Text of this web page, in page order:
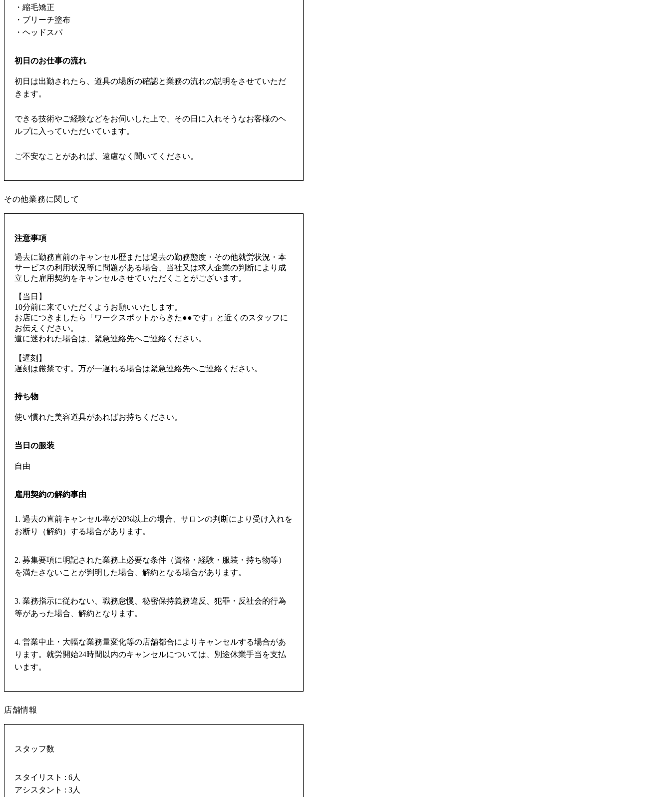
・縮毛矯正
・ブリーチ塗布
・ヘッドスパ
初日のお仕事の流れ
初日は出勤されたら、道具の場所の確認と業務の流れの説明をさせていただ
きます。
できる技術やご経験などをお伺いした上で、その日に入れそうなお客様のヘ
ルプに入っていただいています。
ご不安なことがあれば、遠慮なく聞いてください。
その他業務に関して
注意事項
過去に勤務直前のキャンセル歴または過去の勤務態度・その他就労状況・本
サービスの利用状況等に問題がある場合、当社又は求人企業の判断により成
立した雇用契約をキャンセルさせていただくことがございます。
【当日】
10分前に来ていただくようお願いいたします。
お店につきましたら「ワークスポットからきた●●です」と近くのスタッフに
お伝えください。
道に迷われた場合は、緊急連絡先へご連絡ください。
【遅刻】
遅刻は厳禁です。万が一遅れる場合は緊急連絡先へご連絡ください。
持ち物
使い慣れた美容道具があればお持ちください。
当日の服装
自由
雇用契約の解約事由
1. 過去の直前キャンセル率が20%以上の場合、サロンの判断により受け入れを
お断り（解約）する場合があります。
2. 募集要項に明記された業務上必要な条件（資格・経験・服装・持ち物等）
を満たさないことが判明した場合、解約となる場合があります。
3. 業務指示に従わない、職務怠慢、秘密保持義務違反、犯罪・反社会的行為
等があった場合、解約となります。
4. 営業中止・大幅な業務量変化等の店舗都合によりキャンセルする場合があ
ります。就労開始24時間以内のキャンセルについては、別途休業手当を支払
います。
店舗情報
スタッフ数
スタイリスト : 6人
アシスタント : 3人